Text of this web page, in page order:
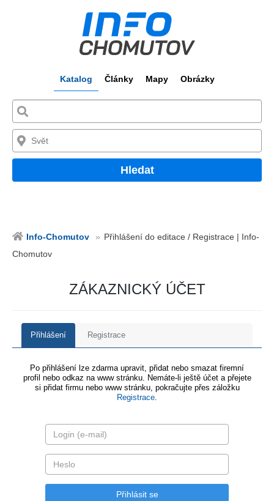
Katalog Články Mapy Obrázky
Hledat
Info-Chomutov
Přihlášení do editace / Registrace | Info-
Chomutov
ZÁKAZNICKÝ ÚČET
Přihlášení Registrace
Po přihlášení lze zdarma upravit, přidat nebo smazat firemní
profil nebo odkaz na www stránku. Nemáte-li ještě účet a přejete
si přidat firmu nebo www stránku, pokračujte přes záložku
Registrace.